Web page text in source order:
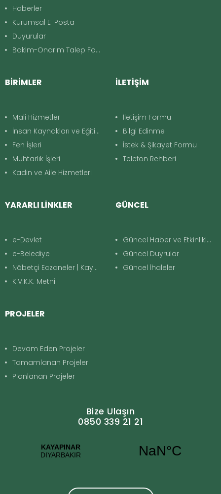
Haberler
Kurumsal E-Posta
Duyurular
Bakim-Onarım Talep Formu
BİRİMLER
Mali Hizmetler
İnsan Kaynakları ve Eğitim
Fen İşleri
Muhtarlık İşleri
Kadın ve Aile Hizmetleri
İLETİŞİM
İletişim Formu
Bilgi Edinme
İstek & Şikayet Formu
Telefon Rehberi
YARARLI LİNKLER
e-Devlet
e-Belediye
Nöbetçi Eczaneler | Kayapınar
K.V.K.K. Metni
GÜNCEL
Güncel Haber ve Etkinlikler
Güncel Duyrular
Güncel İhaleler
PROJELER
Devam Eden Projeler
Tamamlanan Projeler
Planlanan Projeler
Bize Ulaşın
0850 339 21 21